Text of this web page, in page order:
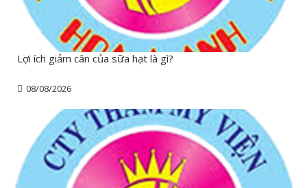
Lợi ích giảm cân của sữa hạt là gì?
08/08/2026